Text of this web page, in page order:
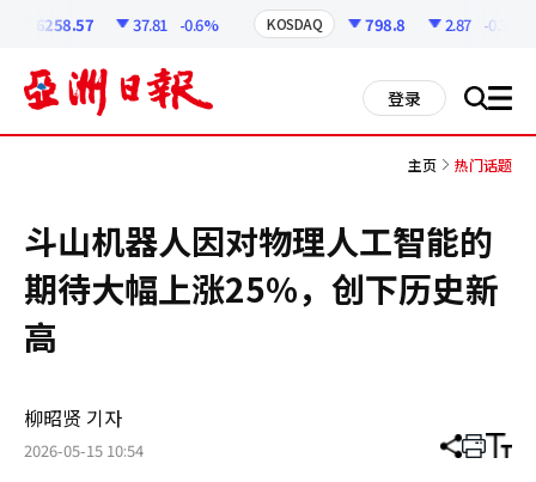
6258.57 37.81 -0.6% KOSDAQ 798.8 2.87 -0.36%
登录 搜 all
主页 热门话题
斗山机器人因对物理人工智能的
期待大幅上涨25%，创下历史新
高
柳昭贤 기자
2026-05-15 10:54 分 打 调